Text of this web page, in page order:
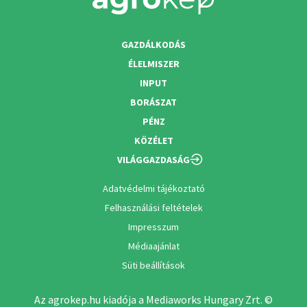
GAZDÁLKODÁS
ÉLELMISZER
INPUT
BORÁSZAT
PÉNZ
KÖZÉLET
VILÁGGAZDASÁG
Adatvédelmi tájékoztató
Felhasználási feltételek
Impresszum
Médiaajánlat
Süti beállítások
Az agrokep.hu kiadója a Mediaworks Hungary Zrt. ©